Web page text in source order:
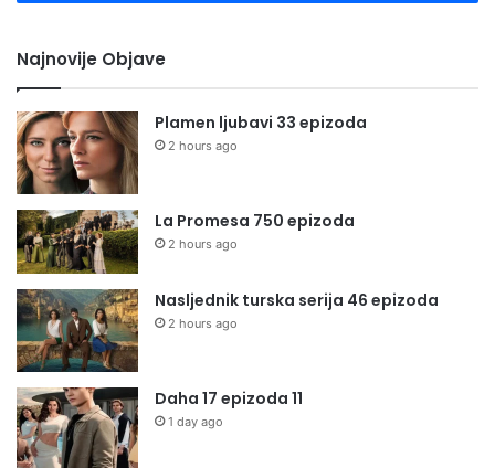
Najnovije Objave
Plamen ljubavi 33 epizoda
2 hours ago
La Promesa 750 epizoda
2 hours ago
Nasljednik turska serija 46 epizoda
2 hours ago
Daha 17 epizoda 11
1 day ago